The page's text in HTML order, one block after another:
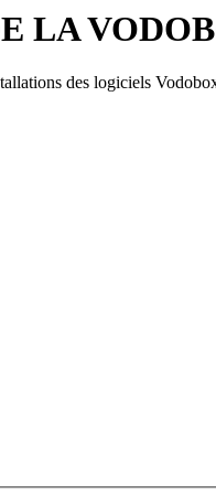
LA
des logiciels